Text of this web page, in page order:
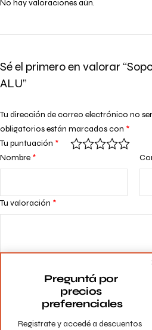
No hay valoraciones aún.
Sé el primero en valorar
ALU”
Tu dirección de correo electrónico no
obligatorios están marcados con *
Tu puntuación *
Tu valoración *
Nombre *
Guarda mi nombre, correo
la próxima vez que comente.
Registrate y accedé a descuentos
Preguntá por
precios
preferenciales